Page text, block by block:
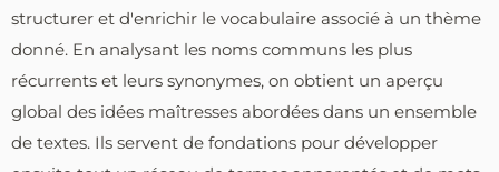
structurer et d'enrichir le vocabulaire associé à un thème
donné. En analysant les noms communs les plus
récurrents et leurs synonymes, on obtient un aperçu
global des idées maîtresses abordées dans un ensemble
de textes. Ils servent de fondations pour développer